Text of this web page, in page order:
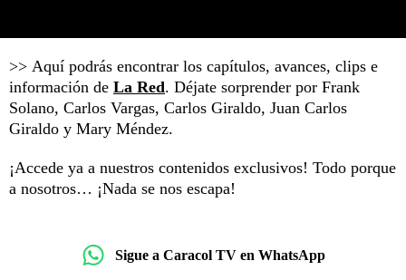
>> Aquí podrás encontrar los capítulos, avances, clips e
información de La Red. Déjate sorprender por Frank
Solano, Carlos Vargas, Carlos Giraldo, Juan Carlos
Giraldo y Mary Méndez.
¡Accede ya a nuestros contenidos exclusivos! Todo porque
a nosotros… ¡Nada se nos escapa!
Sigue a Caracol TV en WhatsApp